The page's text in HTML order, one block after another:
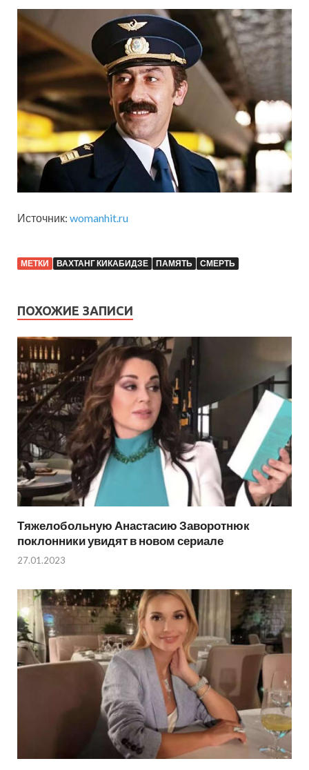
Источник: womanhit.ru
МЕТКИ ВАХТАНГ КИКАБИДЗЕ ПАМЯТЬ СМЕРТЬ
ПОХОЖИЕ ЗАПИСИ
Тяжелобольную Анастасию Заворотнюк
поклонники увидят в новом сериале
27.01.2023